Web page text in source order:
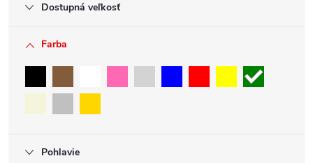
Dostupná veľkosť
Farba
Pohlavie